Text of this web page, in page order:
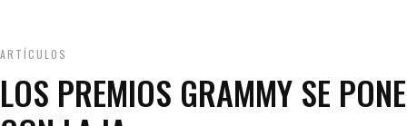
ARTÍCULOS
LOS PREMIOS GRAMMY SE